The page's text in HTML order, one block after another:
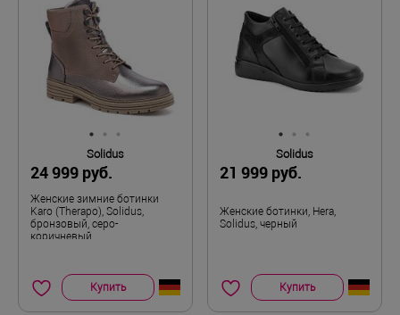
Solidus
24 999 руб.
Женские зимние ботинки
Karo (Therapo), Solidus,
бронзовый, серо-
коричневый
Купить
Solidus
21 999 руб.
Женские ботинки, Hera,
Solidus, черный
Купить